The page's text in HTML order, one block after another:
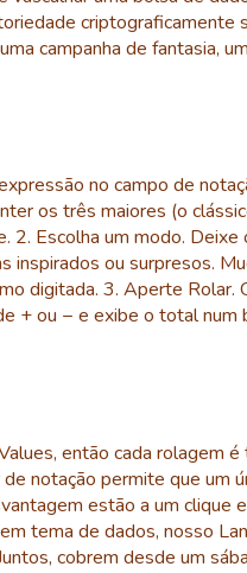
campanha de fantasia,
no campo de
os três maiores (o
Escolha um modo.
ou surpresos.
digitada. 3. Aperte Rolar.
ou − e exibe o total
então cada rolagem
notação permite que
estão a um clique
tema de dados, nosso
cobrem desde um